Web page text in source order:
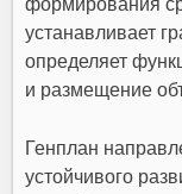
формирования
устанавливает
определяет
и размещение
Генплан
устойчивого